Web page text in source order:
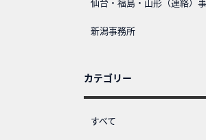
仙台・福島・山形（連絡）
新潟事務所
カテゴリー
すべて